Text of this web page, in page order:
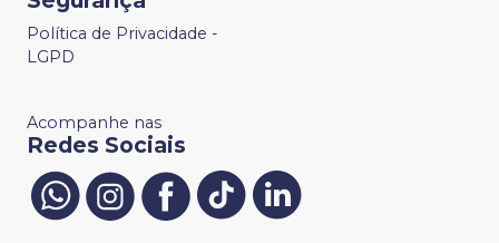
Política de Privacidade -
LGPD
Acompanhe nas
Redes Sociais